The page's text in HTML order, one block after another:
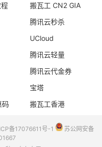
搬瓦工 CN2 GIA
腾讯云秒杀
UCloud
腾讯云轻量
腾讯云代金券
宝塔
码 搬瓦工香港
备17076611号-1
苏公网安备